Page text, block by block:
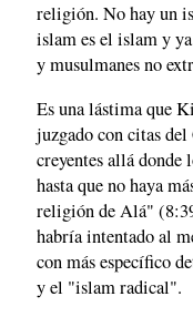
religión. No hay un
islam es el islam y
y musulmanes no
Es una lástima que
juzgado con citas
creyentes allá
hasta que no haya
religión de Alá"
habría intentado al
con más específico
y el "islam radical".